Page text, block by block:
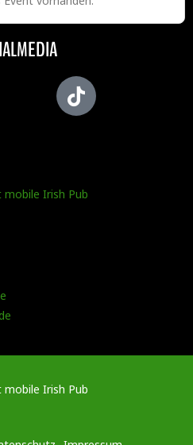
Irish Pub
Irish Pub